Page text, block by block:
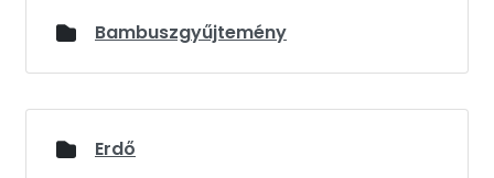
Bambuszgyűjtemény
Erdő